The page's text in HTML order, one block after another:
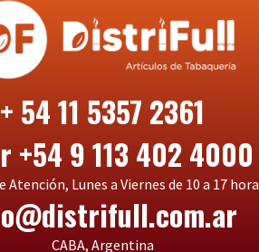
+ 54 11 5357 2361
+54 9 113 402 4000
Atención, Lunes a Viernes de 10 a 17
CABA, Argentina